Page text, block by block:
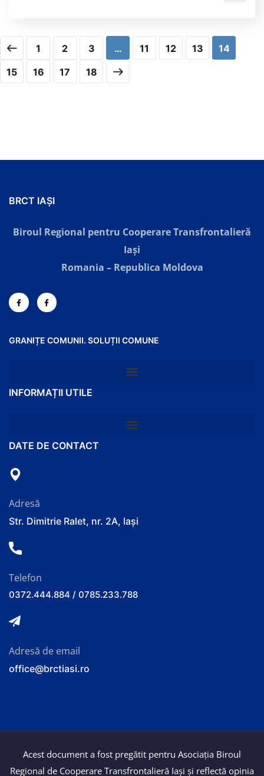
1 2 3 … 11 12 13
14
15
16 17 18
BRCT IAȘI
Biroul Regional pentru Cooperare Transfrontalieră
Iaşi
Romania – Republica Moldova
GRANIȚE COMUNII. SOLUȚII COMUNE
INFORMAȚII UTILE
DATE DE CONTACT
Adresă
Str. Dimitrie Ralet, nr. 2A, Iași
Telefon
0372.444.884 / 0785.233.788
Adresă de email
office@brctiasi.ro
Acest document a fost pregătit pentru Asociația Biroul
Regional de Cooperare Transfrontalieră Iași și reflectă opinia